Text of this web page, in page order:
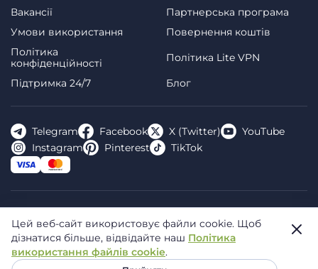
Вакансії
Партнерська програма
Умови використання
Повернення коштів
Політика
конфіденційності
Політика Lite VPN
Пiдтримка 24/7
Блог
Telegram Facebook X (Twitter)
YouTube
Instagram
Pinterest TikTok
Campus, Sectorul 2, Bulevardul Dimitrie Pompeiu 5-7,
Bucharest, Romania, 020335. Reg.N, 44667783
© 2026 Planet VPN. All rights reserved.
Цей веб-сайт використовує файли cookie. Щоб
дізнатися більше, відвідайте наш Політика
використання файлів cookie.